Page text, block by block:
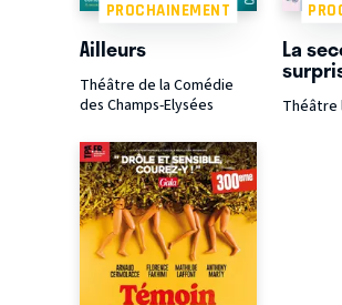
PROCHAINEMENT
Ailleurs
Théâtre de la Comédie
des Champs-Elysées
La
Théâtre